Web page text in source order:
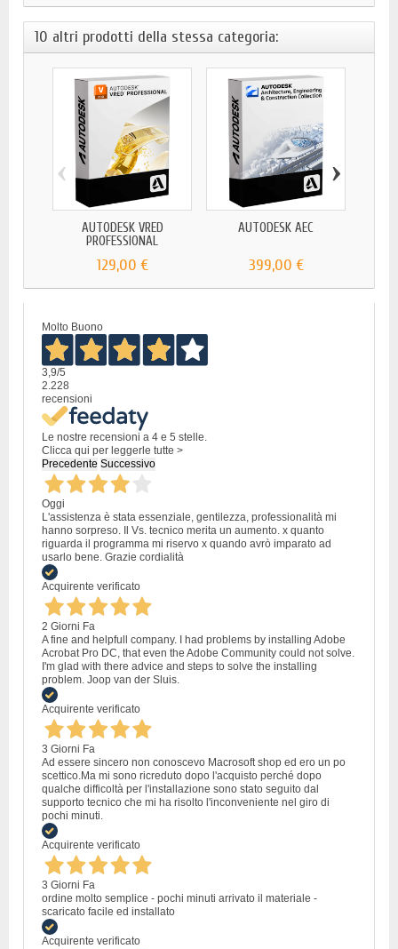
10 altri prodotti della stessa categoria:
AUTODESK VRED
PROFESSIONAL
129,00 €
AUTODESK AEC
399,00 €
‹ ›
Molto Buono
3,9/5
2.228
recensioni
Le nostre recensioni a 4 e 5 stelle.
Clicca qui per leggerle tutte >
Precedente Successivo
Oggi
L'assistenza è stata essenziale, gentilezza, professionalità mi
hanno sorpreso. Il Vs. tecnico merita un aumento. x quanto
riguarda il programma mi riservo x quando avrò imparato ad
usarlo bene. Grazie cordialità
Acquirente verificato
2 Giorni Fa
A fine and helpfull company. I had problems by installing Adobe
Acrobat Pro DC, that even the Adobe Community could not solve.
I'm glad with there advice and steps to solve the installing
problem. Joop van der Sluis.
Acquirente verificato
3 Giorni Fa
Ad essere sincero non conoscevo Macrosoft shop ed ero un po
scettico.Ma mi sono ricreduto dopo l'acquisto perché dopo
qualche difficoltà per l'installazione sono stato seguito dal
supporto tecnico che mi ha risolto l'inconveniente nel giro di
pochi minuti.
Acquirente verificato
3 Giorni Fa
ordine molto semplice - pochi minuti arrivato il materiale -
scaricato facile ed installato
Acquirente verificato